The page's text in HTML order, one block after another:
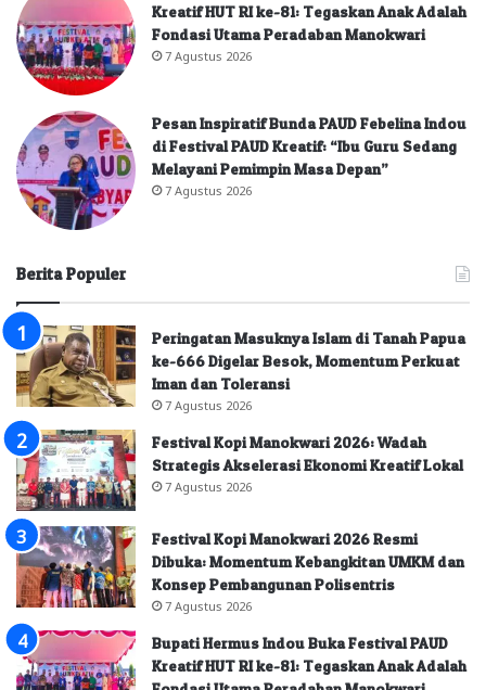
Kreatif HUT RI ke-81: Tegaskan Anak Adalah
Fondasi Utama Peradaban Manokwari
7 Agustus 2026
Pesan Inspiratif Bunda PAUD Febelina Indou
di Festival PAUD Kreatif: “Ibu Guru Sedang
Melayani Pemimpin Masa Depan”
7 Agustus 2026
Berita Populer
Peringatan Masuknya Islam di Tanah Papua
ke-666 Digelar Besok, Momentum Perkuat
Iman dan Toleransi
7 Agustus 2026
Festival Kopi Manokwari 2026: Wadah
Strategis Akselerasi Ekonomi Kreatif Lokal
7 Agustus 2026
Festival Kopi Manokwari 2026 Resmi
Dibuka: Momentum Kebangkitan UMKM dan
Konsep Pembangunan Polisentris
7 Agustus 2026
Bupati Hermus Indou Buka Festival PAUD
Kreatif HUT RI ke-81: Tegaskan Anak Adalah